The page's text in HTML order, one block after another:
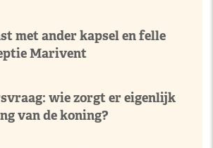
met ander kapsel en felle
Marivent
wie zorgt er eigenlijk
van de koning?